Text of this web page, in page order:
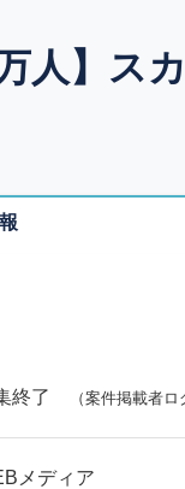
人】ス
終了 （案件掲載者
メディア